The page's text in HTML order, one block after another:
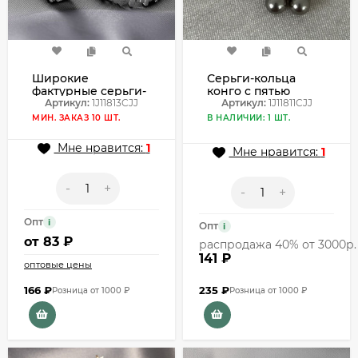
Широкие
фактурные серьги-
кольца конго из
серебристого
Артикул: 1J11813CJJ
МИН. ЗАКАЗ 10 ШТ.
Мне нравится: 1
- +
Опт i
от 83 ₽
оптовые цены
166 ₽Розница от 1000 ₽
Серьги-кольца
конго с пятью
жемчужными
бусинами цвета
Артикул:1J11811CJJ
В НАЛИЧИИ: 1 ШТ.
Мне нравится: 1
- +
Опт i
распродажа 40% от 3000р.
141 ₽
235 ₽Розница от 1000 ₽